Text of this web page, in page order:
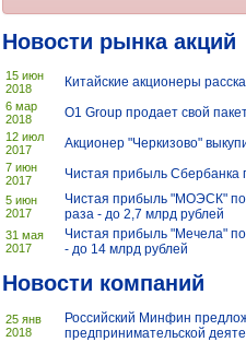
Новости рынка акций
15 июн
2018
Китайские акционеры
6 мар
2018
O1 Group продает свой
12 июл
2017
Акционер "Черкизово"
7 июн
2017
Чистая прибыль Сбербанка
5 июн
2017
Чистая прибыль "МОЭСК"
раза - до 2,7 млрд рублей
31 мая
2017
Чистая прибыль "Мечела"
- до 14 млрд рублей
Новости компаний
25 янв
2018
Российский Минфин
предпринимательской